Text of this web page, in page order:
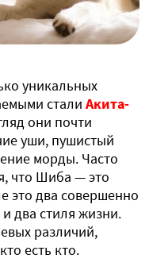
уникальных
стали Акита-
они почти
уши, пушистый
морды. Часто
что Шиба — это
это два совершенно
два стиля жизни.
различий,
есть кто.